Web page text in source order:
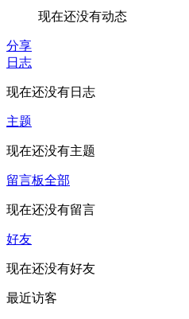
现在还没有动态
分享
日志
现在还没有日志
主题
现在还没有主题
留言板全部
现在还没有留言
好友
现在还没有好友
最近访客